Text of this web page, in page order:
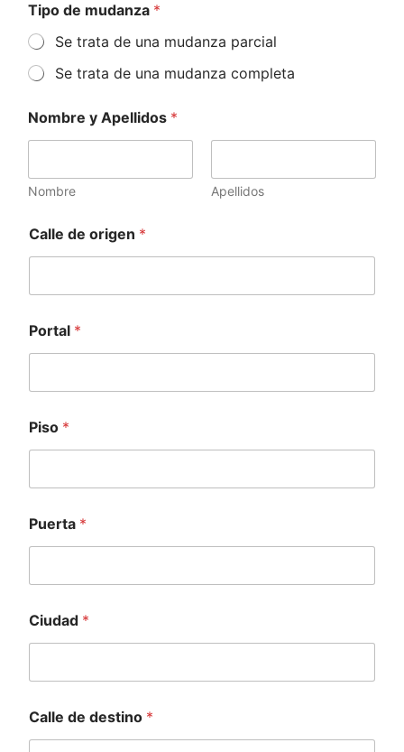
Tipo de mudanza *
Se trata de una mudanza parcial
Se trata de una mudanza completa
Nombre y Apellidos *
Nombre Apellidos
Calle de origen *
Portal *
Piso *
Puerta *
Ciudad *
Calle de destino *